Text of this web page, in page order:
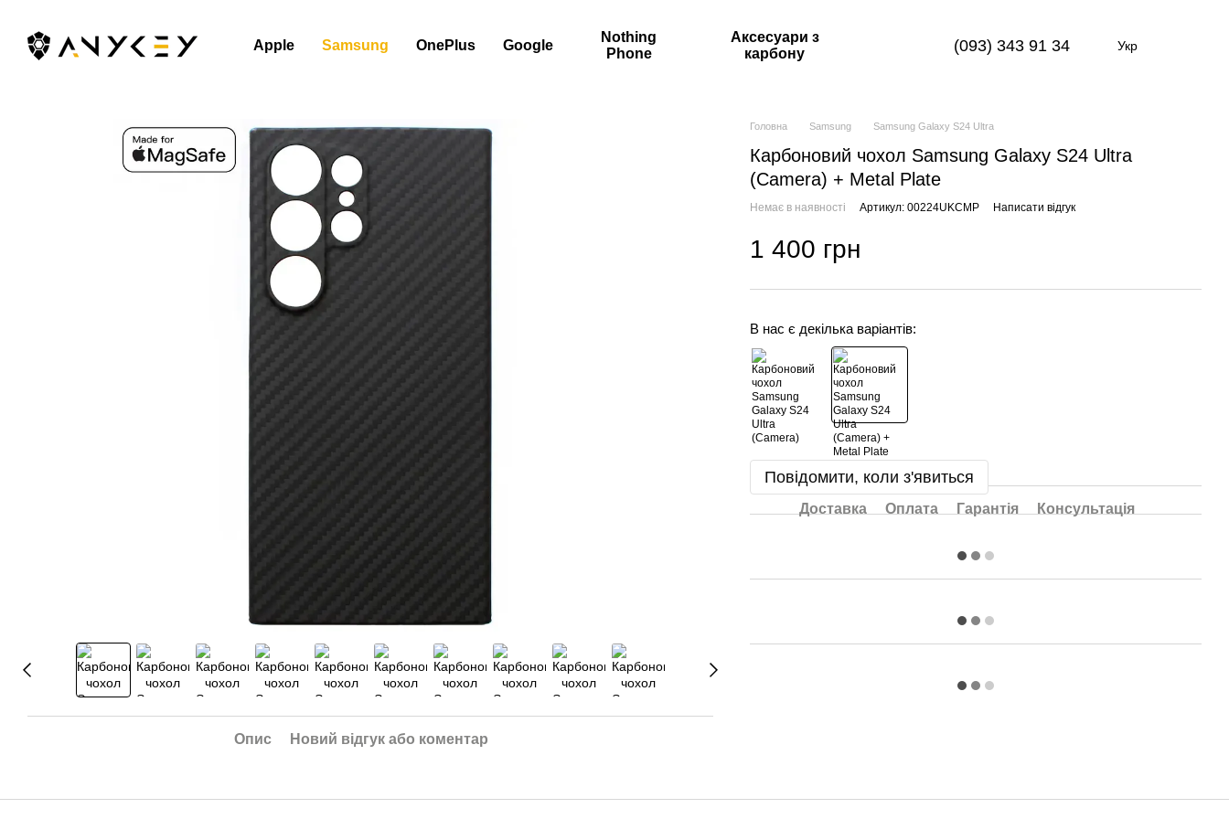
Apple Samsung OnePlus Google
Nothing
Phone
Аксесуари з
карбону
(093) 343 91 34 Укр
Опис Новий відгук або коментар
Головна Samsung Samsung Galaxy S24 Ultra
Карбоновий чохол Samsung Galaxy S24 Ultra
(Camera) + Metal Plate
Немає в наявності Артикул: 00224UKCMP Написати відгук
1 400 грн
В нас є декілька варіантів:
Повідомити, коли з'явиться
Доставка Оплата Гарантія Консультація